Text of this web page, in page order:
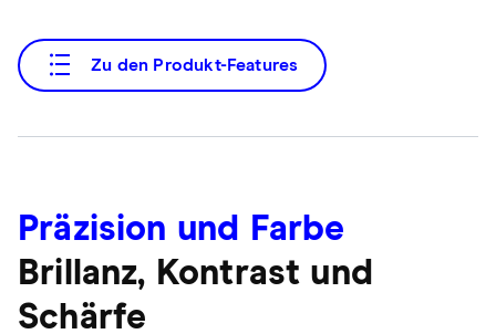
Zu den Produkt-Features
Präzision und Farbe
Brillanz, Kontrast und
Schärfe